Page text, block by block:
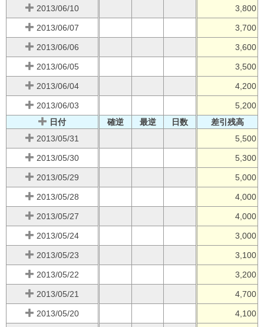
2013/06/10 3,800
2013/06/07 3,700
2013/06/06 3,600
2013/06/05 3,500
2013/06/04 4,200
2013/06/03
5,200
日付
確逆 最逆 日数
差引残高
2013/05/31
5,500
2013/05/30 5,300
2013/05/29 5,000
2013/05/28 4,000
2013/05/27 4,000
2013/05/24 3,000
2013/05/23 3,100
2013/05/22 3,200
2013/05/21 4,700
2013/05/20 4,100